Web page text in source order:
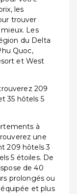
les
trouver
Les
du Delta
Quoc,
et West
209
35 hôtels 5
à
une
209 hôtels 3
5 étoiles. De
de 40
prolongés ou
et plus